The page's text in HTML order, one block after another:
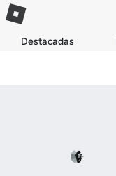
Destacadas